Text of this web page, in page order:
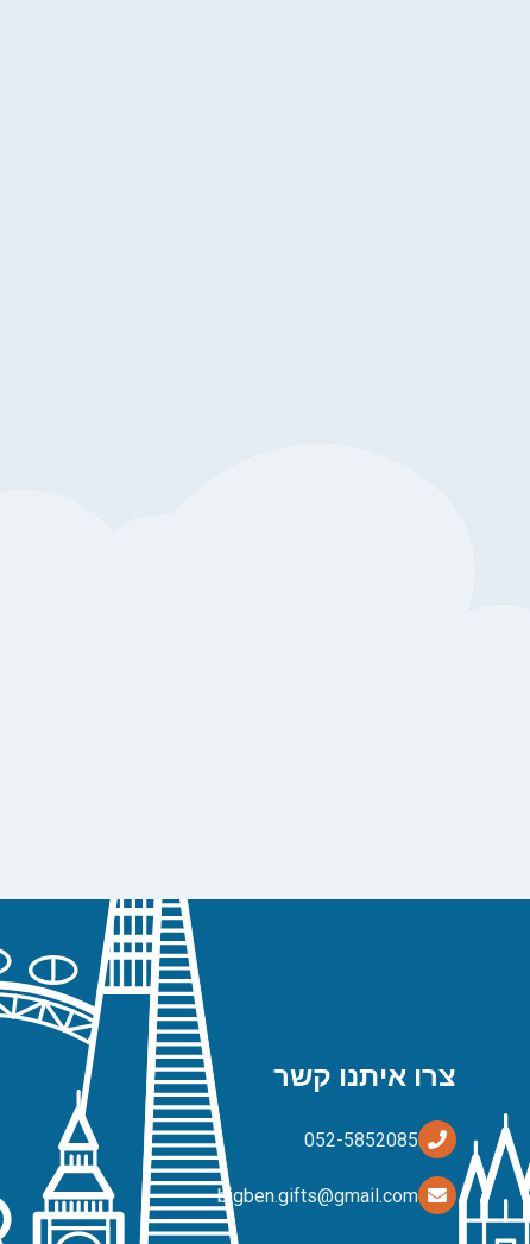
צרו איתנו קשר
bigben.gifts@gmail.com